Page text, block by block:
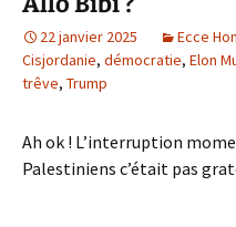
22 janvier 2025 Ecce
Cisjordanie, démocratie, Elon
trêve, Trump
Ah ok ! L’interruption
Palestiniens c’était pas